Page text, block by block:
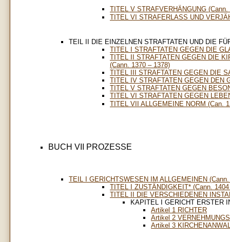
TITEL V STRAFVERHÄNGUNG (Cann.
TITEL VI STRAFERLASS UND
TEIL II DIE EINZELNEN STRAFTATEN UND DIE
TITEL I STRAFTATEN GEGEN DIE
TITEL II STRAFTATEN GEGEN DIE
(Cann. 1370 – 1378)
TITEL III STRAFTATEN GEGEN DIE
TITEL IV STRAFTATEN GEGEN DEN
TITEL V STRAFTATEN GEGEN
TITEL VI STRAFTATEN GEGEN
TITEL VII ALLGEMEINE NORM (Can.
BUCH VII PROZESSE
TEIL I GERICHTSWESEN IM ALLGEMEINEN
TITEL I ZUSTÄNDIGKEIT* (Cann.
TITEL II DIE VERSCHIEDENEN
KAPITEL I GERICHT ERSTER
Artikel 1 RICHTER
Artikel 2
Artikel 3